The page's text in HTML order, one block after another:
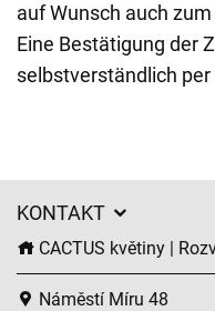
auf Wunsch auch
Eine Bestätigung der
selbstverständlich per
KONTAKT
CACTUS květiny |
Náměstí Míru 48